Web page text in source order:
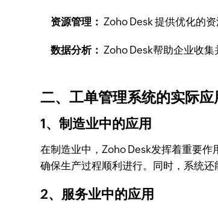
资源管理：Zoho Desk 提供优化的
数据分析： Zoho Desk帮助企业收
二、工单管理系统的实际应
1、制造业中的应用
在制造业中，Zoho Desk发挥着重要作
确保生产过程顺利进行。同时，系统
2、服务业中的应用